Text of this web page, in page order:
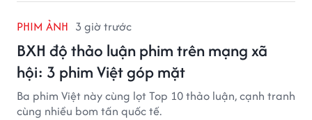
PHIM ẢNH 3 giờ trước
BXH độ thảo luận phim trên mạng xã
hội: 3 phim Việt góp mặt
Ba phim Việt này cùng lọt Top 10 thảo luận, cạnh tranh
cùng nhiều bom tấn quốc tế.